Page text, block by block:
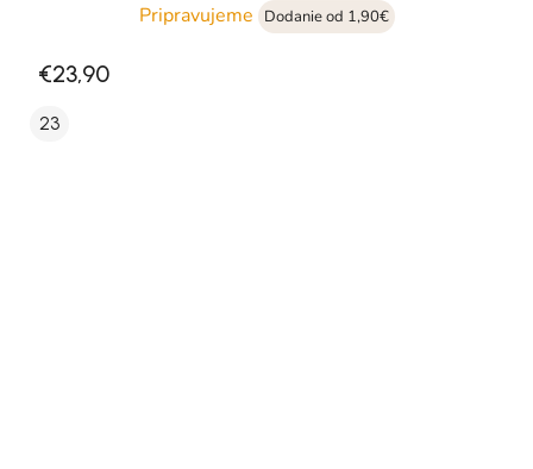
Pripravujeme
Dodanie od 1,90€
€23,90
23